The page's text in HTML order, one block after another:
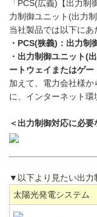
「PCS(広義)【出力
力制御ユニット(出力
当社製品では以下にあ
・PCS(狭義)：出力
・出力制御ユニット(
ートウェイまたはゲー
加えて、電力会社様
に、インターネット環
＜出力制御対応に必
▼以下より見たい出力
太陽光発電システム